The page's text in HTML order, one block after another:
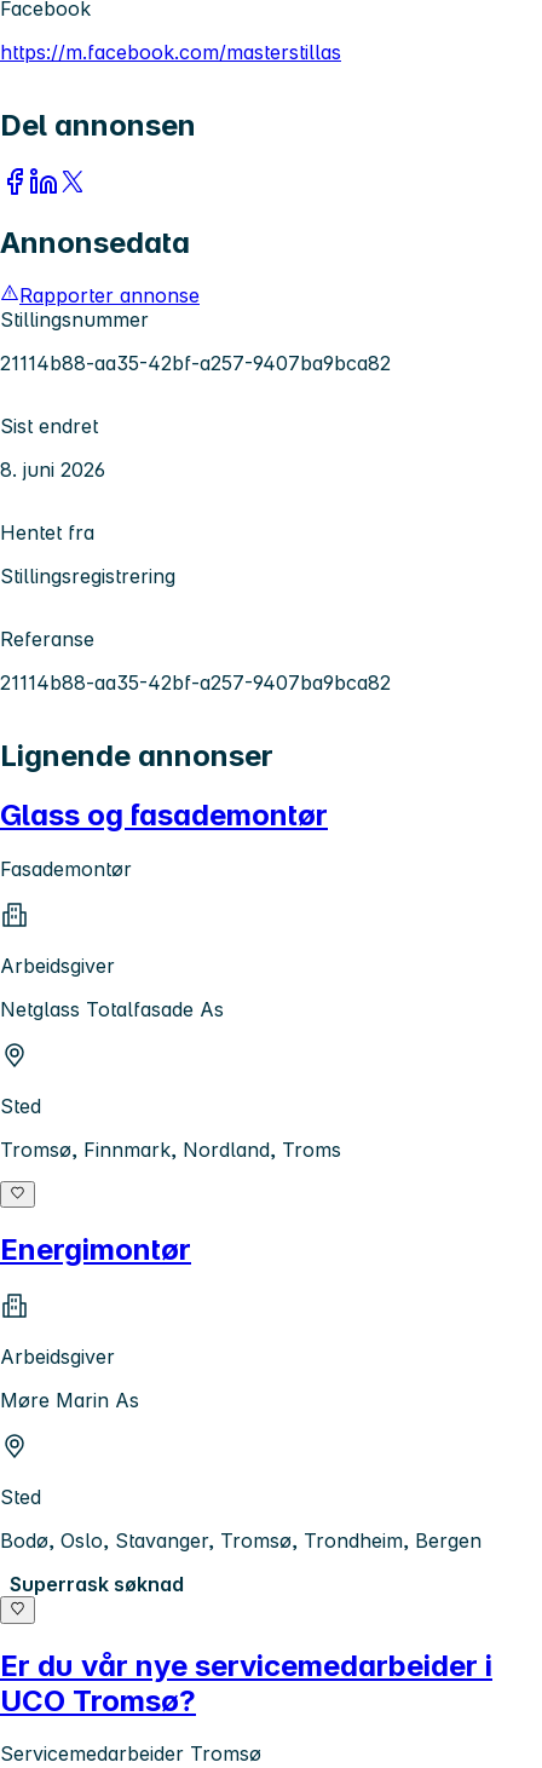
Facebook
https://m.facebook.com/masterstillas
Del annonsen
Annonsedata
Rapporter annonse
Stillingsnummer
21114b88-aa35-42bf-a257-9407ba9bca82
Sist endret
8. juni 2026
Hentet fra
Stillingsregistrering
Referanse
21114b88-aa35-42bf-a257-9407ba9bca82
Lignende annonser
Glass og fasademontør
Fasademontør
Arbeidsgiver
Netglass Totalfasade As
Sted
Tromsø, Finnmark, Nordland, Troms
Energimontør
Arbeidsgiver
Møre Marin As
Sted
Bodø, Oslo, Stavanger, Tromsø, Trondheim, Bergen
Superrask søknad
Er du vår nye servicemedarbeider i
UCO Tromsø?
Servicemedarbeider Tromsø